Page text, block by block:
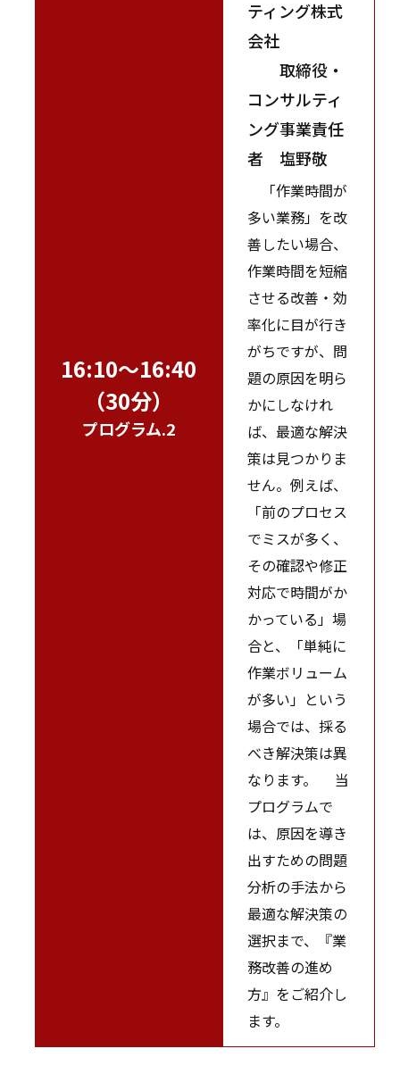
16:10～16:40
（30分）
プログラム.2
ティング株式
会社
取締役・
コンサルティ
ング事業責任
者 塩野敬
「作業時間が
多い業務」を改
善したい場合、
作業時間を短縮
させる改善・効
率化に目が行き
がちですが、問
題の原因を明ら
かにしなけれ
ば、最適な解決
策は見つかりま
せん。例えば、
「前のプロセス
でミスが多く、
その確認や修正
対応で時間がか
かっている」場
合と、「単純に
作業ボリューム
が多い」という
場合では、採る
べき解決策は異
なります。 当
プログラムで
は、原因を導き
出すための問題
分析の手法から
最適な解決策の
選択まで、『業
務改善の進め
方』をご紹介し
ます。